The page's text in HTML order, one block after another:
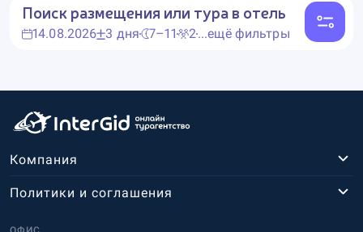
Поиск размещения или тура в отель
14.08.2026 3 дня 7–11 2...ещё фильтры
Компания
Политики и соглашения